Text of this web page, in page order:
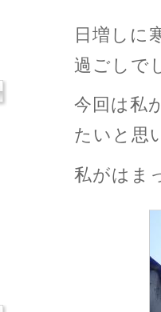
日増しに
過ごしで
今回は私
たいと思
私がはま